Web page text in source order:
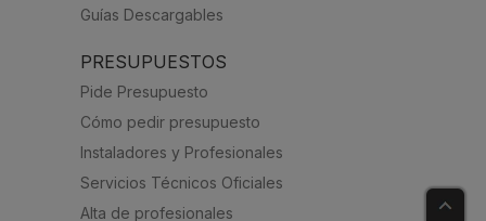
Guías Descargables
PRESUPUESTOS
Pide Presupuesto
Cómo pedir presupuesto
Instaladores y Profesionales
Servicios Técnicos Oficiales
Alta de profesionales